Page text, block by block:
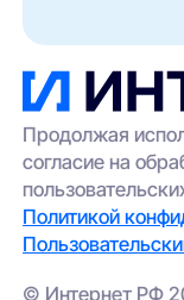
сеть
Продолжая
согласие на
Политикой
© Интернет РФ